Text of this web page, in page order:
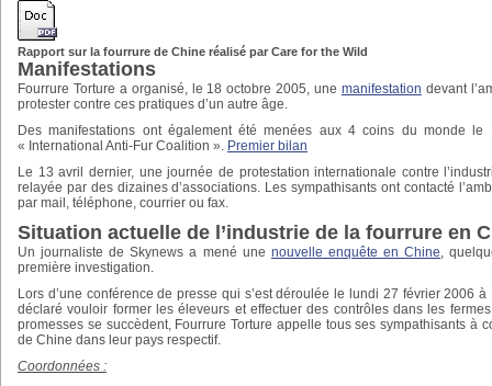
Rapport sur la fourrure de Chine réalisé par Care for the Wild
Manifestations
Fourrure Torture a organisé, le 18 octobre 2005, une manifestation devant
protester contre ces pratiques d’un autre âge.
Des manifestations ont également été menées aux 4 coins du monde
« International Anti-Fur Coalition ». Premier bilan
Le 13 avril dernier, une journée de protestation internationale contre
relayée par des dizaines d’associations. Les sympathisants ont contacté
par mail, téléphone, courrier ou fax.
Situation actuelle de l’industrie de la fourrure en
Un journaliste de Skynews a mené une nouvelle enquête en Chine,
première investigation.
Lors d’une conférence de presse qui s’est déroulée le lundi 27 février 2006
déclaré vouloir former les éleveurs et effectuer des contrôles dans les
promesses se succèdent, Fourrure Torture appelle tous ses sympathisants à
de Chine dans leur pays respectif.
Coordonnées :